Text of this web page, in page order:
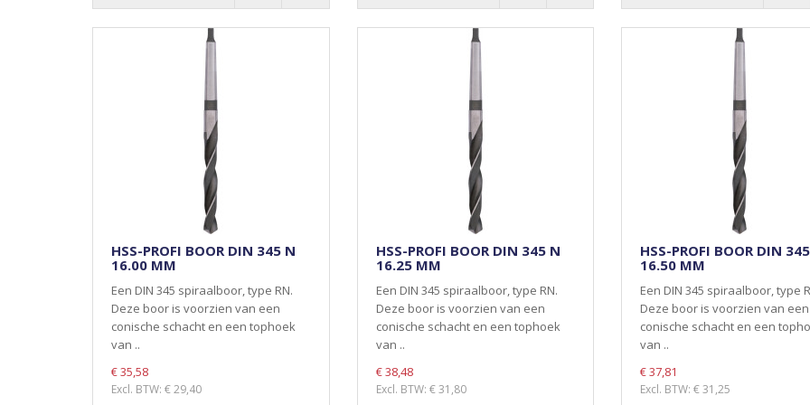
HSS-PROFI BOOR DIN 345 N
16.00 MM
Een DIN 345 spiraalboor, type RN.
Deze boor is voorzien van een
conische schacht en een tophoek
van ..
€ 35,58
Excl. BTW: € 29,40
HSS-PROFI BOOR DIN 345 N
16.25 MM
Een DIN 345 spiraalboor, type RN.
Deze boor is voorzien van een
conische schacht en een tophoek
van ..
€ 38,48
Excl. BTW: € 31,80
HSS-PROFI BOOR DIN
16.50 MM
Een DIN 345 spiraalboor, type
Deze boor is voorzien van een
conische schacht en een
van ..
€ 37,81
Excl. BTW: € 31,25